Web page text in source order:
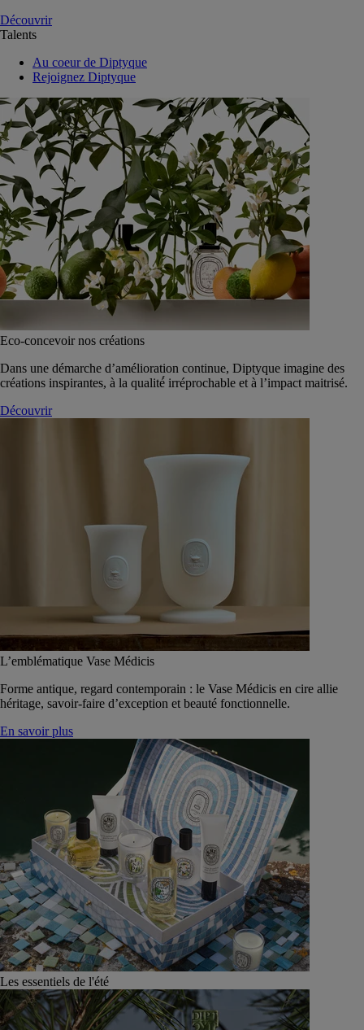
Découvrir
Talents
Au coeur de Diptyque
Rejoignez Diptyque
Eco-concevoir nos créations
Dans une démarche d’amélioration continue, Diptyque imagine des
créations inspirantes, à la qualité́ irréprochable et à l’impact maitrisé.
Découvrir
L’emblématique Vase Médicis
Forme antique, regard contemporain : le Vase Médicis en cire allie
héritage, savoir-faire d’exception et beauté fonctionnelle.
En savoir plus
Les essentiels de l'été